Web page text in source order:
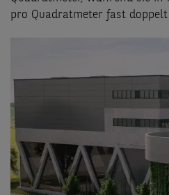
pro Quadratmeter fast